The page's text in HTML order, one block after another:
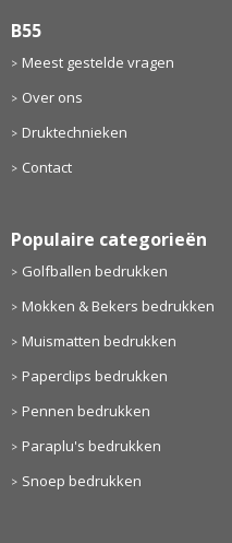
B55
Meest gestelde vragen
Over ons
Druktechnieken
Contact
Populaire categorieën
Golfballen bedrukken
Mokken & Bekers bedrukken
Muismatten bedrukken
Paperclips bedrukken
Pennen bedrukken
Paraplu's bedrukken
Snoep bedrukken